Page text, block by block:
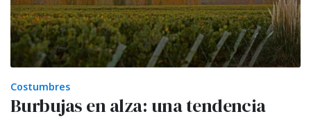
Costumbres
Burbujas en alza: una tendencia